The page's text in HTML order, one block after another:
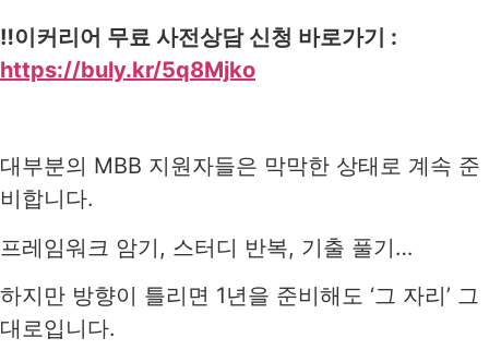
‼️이커리어 무료 사전상담 신청 바로가기 :
https://buly.kr/5q8Mjko
대부분의 MBB 지원자들은 막막한 상태로 계속 준
비합니다.
프레임워크 암기, 스터디 반복, 기출 풀기…
하지만 방향이 틀리면 1년을 준비해도 ‘그 자리’ 그
대로입니다.